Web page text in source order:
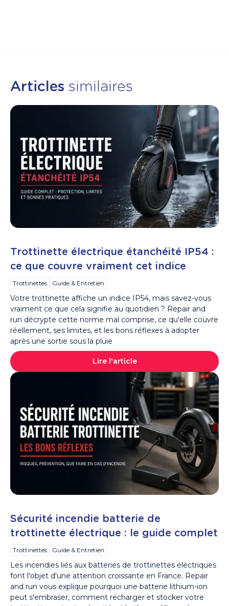
Articles similaires
Trottinette électrique étanchéité IP54 :
ce que couvre vraiment cet indice
Trottinettes Guide & Entretien
Votre trottinette affiche un indice IP54, mais savez-vous
vraiment ce que cela signifie au quotidien ? Repair and
run décrypte cette norme mal comprise, ce qu'elle couvre
réellement, ses limites, et les bons réflexes à adopter
après une sortie sous la pluie
Lire l'article
Sécurité incendie batterie de
trottinette électrique : le guide complet
Trottinettes Guide & Entretien
Les incendies liés aux batteries de trottinettes électriques
font l'objet d'une attention croissante en France. Repair
and run vous explique pourquoi une batterie lithium-ion
peut s'embraser, comment recharger et stocker votre